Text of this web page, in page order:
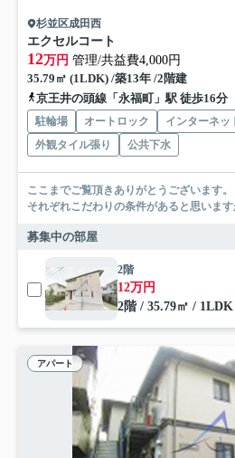
杉並区成田西
エクセルコート
12万円 管理/共益費4,000円
35.79㎡ (1LDK) /築13年 /2階建
京王井の頭線「永福町」駅 徒歩16分
駐輪場 オートロック インターネッ
外観タイル張り
公共下水
ここまでご覧頂きありがとうございます。 お部屋探しの際には、皆さま
それぞれこだわりの条件があると思いま
募集中の部屋
2階
12万円
2階 / 35.79㎡ / 1LDK
アパート